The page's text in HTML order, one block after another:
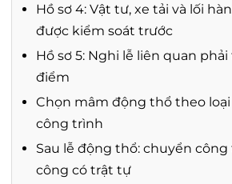
Hồ sơ 4: Vật tư, xe tải và lối
được kiểm soát trước
Hồ sơ 5: Nghi lễ liên quan
điểm
Chọn mâm động thổ theo
công trình
Sau lễ động thổ: chuyển
công có trật tự